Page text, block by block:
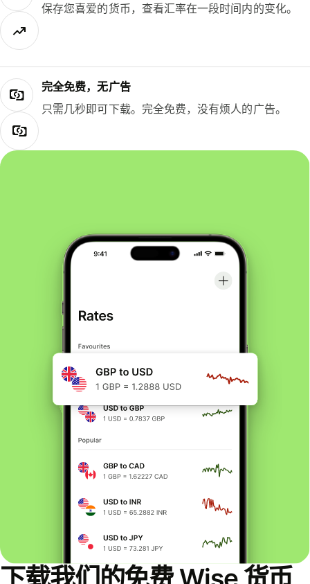
保存您喜爱的货币，查看汇率在一段时间内的变化。
完全免费，无广告
只需几秒即可下载。完全免费，没有烦人的广告。